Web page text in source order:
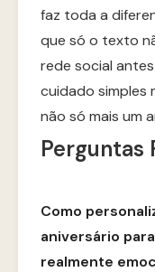
faz toda a
que só o texto
rede social
cuidado simples
não só mais um
Perguntas
Como
aniversário
realmente